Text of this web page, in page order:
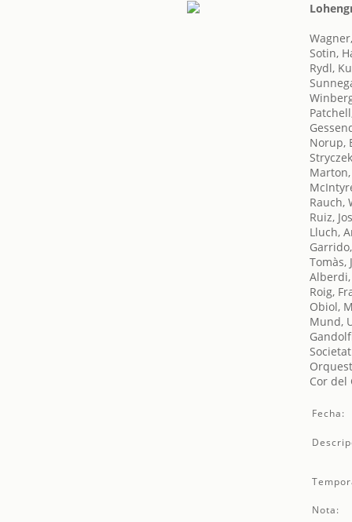
Sotin,
Rydl,
Norup,
Marton,
Rauch,
Ruiz,
Lluch,
Tomàs,
Roig,
Obiol,
Mund,
Cor del
Fecha:
Nota: